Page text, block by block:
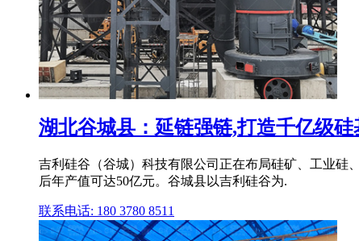
湖北谷城县：延链强链,打造千亿级
吉利硅谷（谷城）科技有限公司正在布局硅矿、工业硅
后年产值可达50亿元。谷城县以吉利硅谷为.
联系电话: 180 3780 8511